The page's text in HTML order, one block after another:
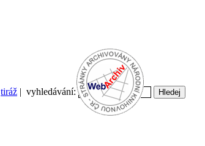
tiráž | vyhledávání: